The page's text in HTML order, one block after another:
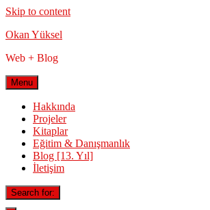
Skip to content
Okan Yüksel
Web + Blog
Menu
Hakkında
Projeler
Kitaplar
Eğitim & Danışmanlık
Blog [13. Yıl]
İletişim
Search for: